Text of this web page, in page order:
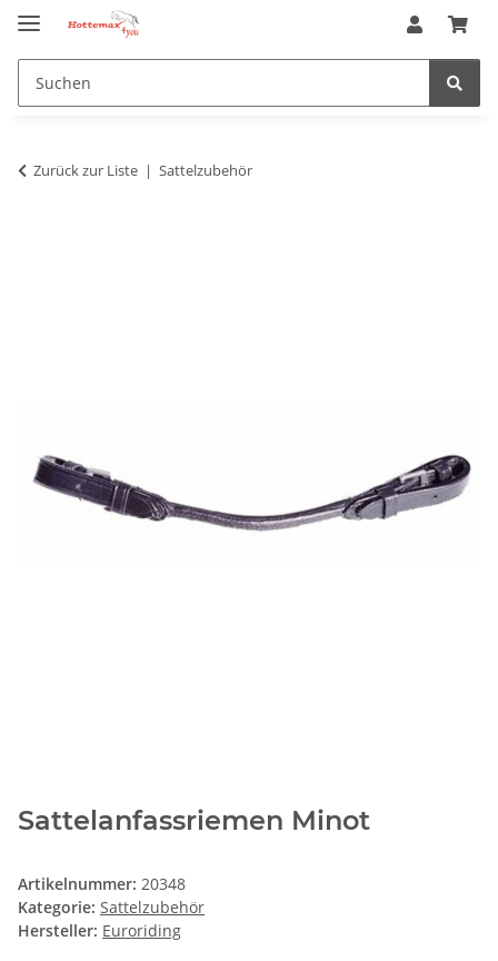
Zurück zur Liste Sattelzubehör
Sattelanfassriemen Minot
Artikelnummer: 20348
Kategorie: Sattelzubehör
Hersteller: Euroriding